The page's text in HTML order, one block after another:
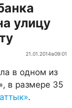
улицу
21.01.2014в09:01
в одном из
в размере 35
.